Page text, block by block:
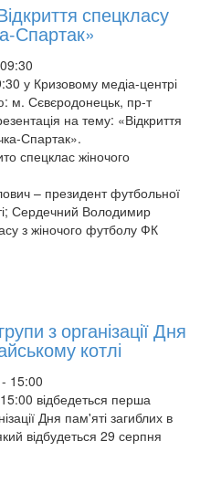
спецкласу
Спартак»
у Кризовому медіа-центрі
м. Сєвєродонецьк, пр-т
на тему: «Відкриття
Спартак».
спецклас жіночого
– президент футбольної
Сердечний Володимир
з жіночого футболу ФК
з організації Дня
котлі
15:00
відбедеться перша
Дня пам'яті загиблих в
відбудеться 29 серпня